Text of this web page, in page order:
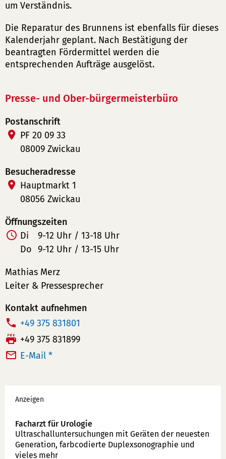
um Verständnis.
Die Reparatur des Brunnens ist ebenfalls für dieses
Kalenderjahr geplant. Nach Bestätigung der
beantragten Fördermittel werden die
entsprechenden Aufträge ausgelöst.
Presse- und Ober-bürgermeisterbüro
Postanschrift
PF 20 09 33
08009 Zwickau
Besucheradresse
Hauptmarkt 1
08056 Zwickau
Öffnungszeiten
Di
9-12 Uhr / 13-18 Uhr
Do 9-12 Uhr / 13-15 Uhr
Mathias Merz
Leiter & Pressesprecher
Kontakt aufnehmen
T
e
l
n
u
m
+49 375 831801
F
a
+49 375 831899
E-Mail *
Werbung
Anzeigen
Facharzt für Urologie
Ultraschallunter­suchungen mit Geräten der neuesten
Generation, farbcodierte Duplex­sonographie und
vieles mehr